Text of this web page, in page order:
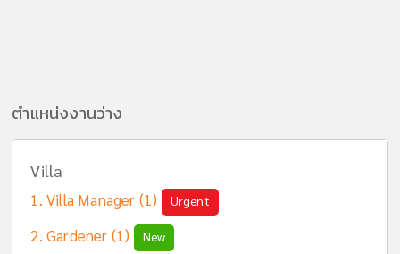
ตำแหน่งงานว่าง
Villa
Villa Manager (1) Urgent
Gardener (1) New